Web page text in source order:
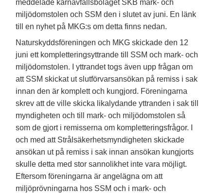
meddelade kärnavfallsbolaget SKB mark- och
miljödomstolen och SSM den i slutet av juni. En länk
till en nyhet på MKG:s om detta finns nedan.
Naturskyddsföreningen och MKG skickade den 12
juni ett kompletteringsyttrande till SSM och mark- och
miljödomstolen. I yttrandet togs även upp frågan om
att SSM skickat ut slutförvarsansökan på remiss i sak
innan den är komplett och kungjord. Föreningarna
skrev att de ville skicka likalydande yttranden i sak till
myndigheten och till mark- och miljödomstolen så
som de gjort i remisserna om kompletteringsfrågor. I
och med att Strålsäkerhetsmyndigheten skickade
ansökan ut på remiss i sak innan ansökan kungjorts
skulle detta med stor sannolikhet inte vara möjligt.
Eftersom föreningarna är angelägna om att
miljöprövningarna hos SSM och i mark- och